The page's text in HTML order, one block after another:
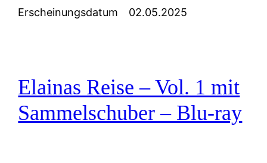
Erscheinungsdatum 02.05.2025
Elainas Reise – Vol. 1 mit
Sammelschuber – Blu-ray